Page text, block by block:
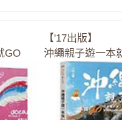
GO
【'17出版】
沖繩親子遊一本